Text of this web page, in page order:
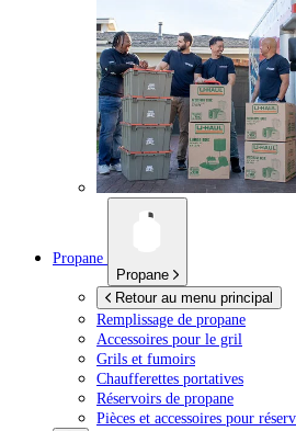
Propane
Propane
Retour au menu principal
Remplissage de propane
Accessoires pour le gril
Grils et fumoirs
Chaufferettes portatives
Réservoirs de propane
Pièces et accessoires pour